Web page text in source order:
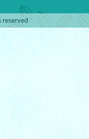
reserved